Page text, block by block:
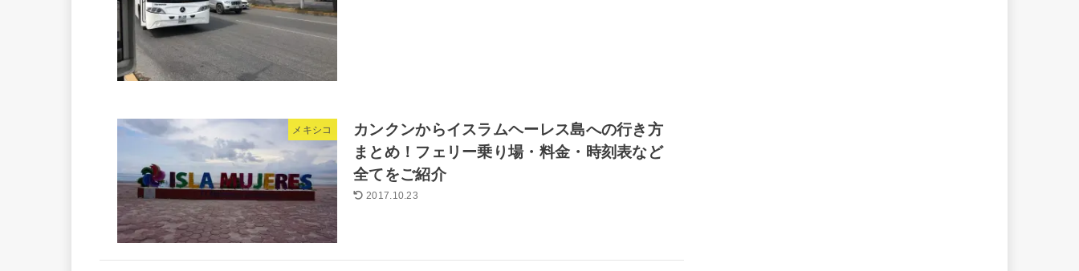
メキシコ
カンクンからイスラムヘーレス島への行き方
まとめ！フェリー乗り場・料金・時刻表など
全てをご紹介
2017.10.23